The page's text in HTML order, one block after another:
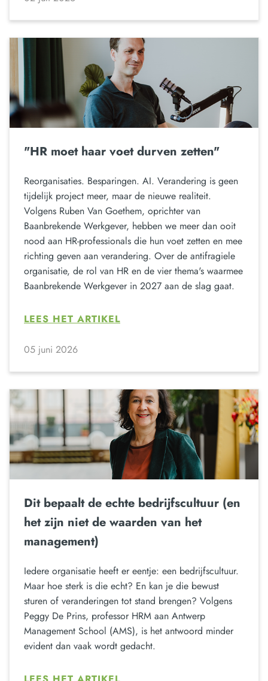
"HR moet haar voet durven zetten"
Reorganisaties. Besparingen. AI. Verandering is geen
tijdelijk project meer, maar de nieuwe realiteit.
Volgens Ruben Van Goethem, oprichter van
Baanbrekende Werkgever, hebben we meer dan ooit
nood aan HR-professionals die hun voet zetten en mee
richting geven aan verandering. Over de antifragiele
organisatie, de rol van HR en de vier thema's waarmee
Baanbrekende Werkgever in 2027 aan de slag gaat.
LEES HET ARTIKEL
05 juni 2026
Dit bepaalt de echte bedrijfscultuur (en
het zijn niet de waarden van het
management)
Iedere organisatie heeft er eentje: een bedrijfscultuur.
Maar hoe sterk is die echt? En kan je die bewust
sturen of veranderingen tot stand brengen? Volgens
Peggy De Prins, professor HRM aan Antwerp
Management School (AMS), is het antwoord minder
evident dan vaak wordt gedacht.